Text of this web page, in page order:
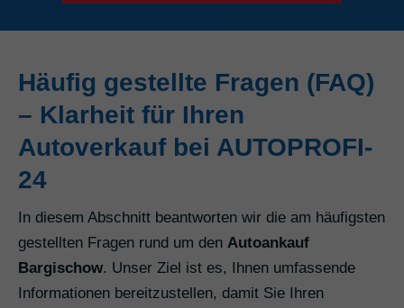
Häufig gestellte Fragen (FAQ)
– Klarheit für Ihren
Autoverkauf bei AUTOPROFI-
24
In diesem Abschnitt beantworten wir die am häufigsten
gestellten Fragen rund um den Autoankauf
Bargischow. Unser Ziel ist es, Ihnen umfassende
Informationen bereitzustellen, damit Sie Ihren